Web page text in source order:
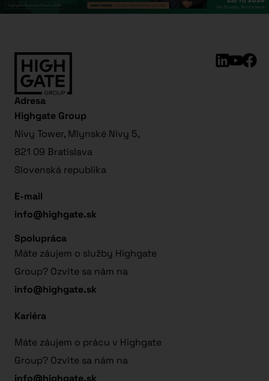
Adresa
Highgate Group
Nivy Tower, Mlynské Nivy 5,
821 09 Bratislava
Slovenská republika
E-mail
info@highgate.sk
Spolupráca
Máte záujem o služby Highgate
Group? Ozvite sa nám na
info@highgate.sk
Kariéra
Máte záujem o prácu v Highgate
Group? Ozvite sa nám na